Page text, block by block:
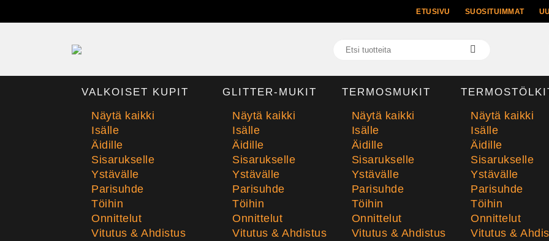
ETUSIVU SUOSITUIMMAT
VALKOISET KUPIT
Näytä kaikki
Isälle
Äidille
Sisarukselle
Ystävälle
Parisuhde
Töihin
Onnittelut
Vitutus & Ahdistus
GLITTER-MUKIT
Näytä kaikki
Isälle
Äidille
Sisarukselle
Ystävälle
Parisuhde
Töihin
Onnittelut
Vitutus & Ahdistus
TERMOSMUKIT
Näytä kaikki
Isälle
Äidille
Sisarukselle
Ystävälle
Parisuhde
Töihin
Onnittelut
Vitutus & Ahdistus
Näytä kaikki
Isälle
Äidille
Sisarukselle
Ystävälle
Parisuhde
Töihin
Onnittelut
Vitutus &